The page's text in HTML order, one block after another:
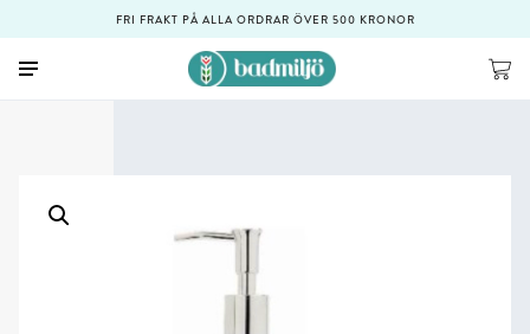
FRI FRAKT PÅ ALLA ORDRAR ÖVER 500 KRONOR